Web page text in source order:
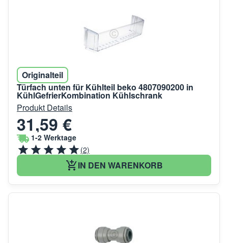
Originalteil
Türfach unten für Kühlteil beko 4807090200 in
KühlGefrierKombination Kühlschrank
Produkt Details
31,59 €
1-2 Werktage
(2)
IN DEN WARENKORB